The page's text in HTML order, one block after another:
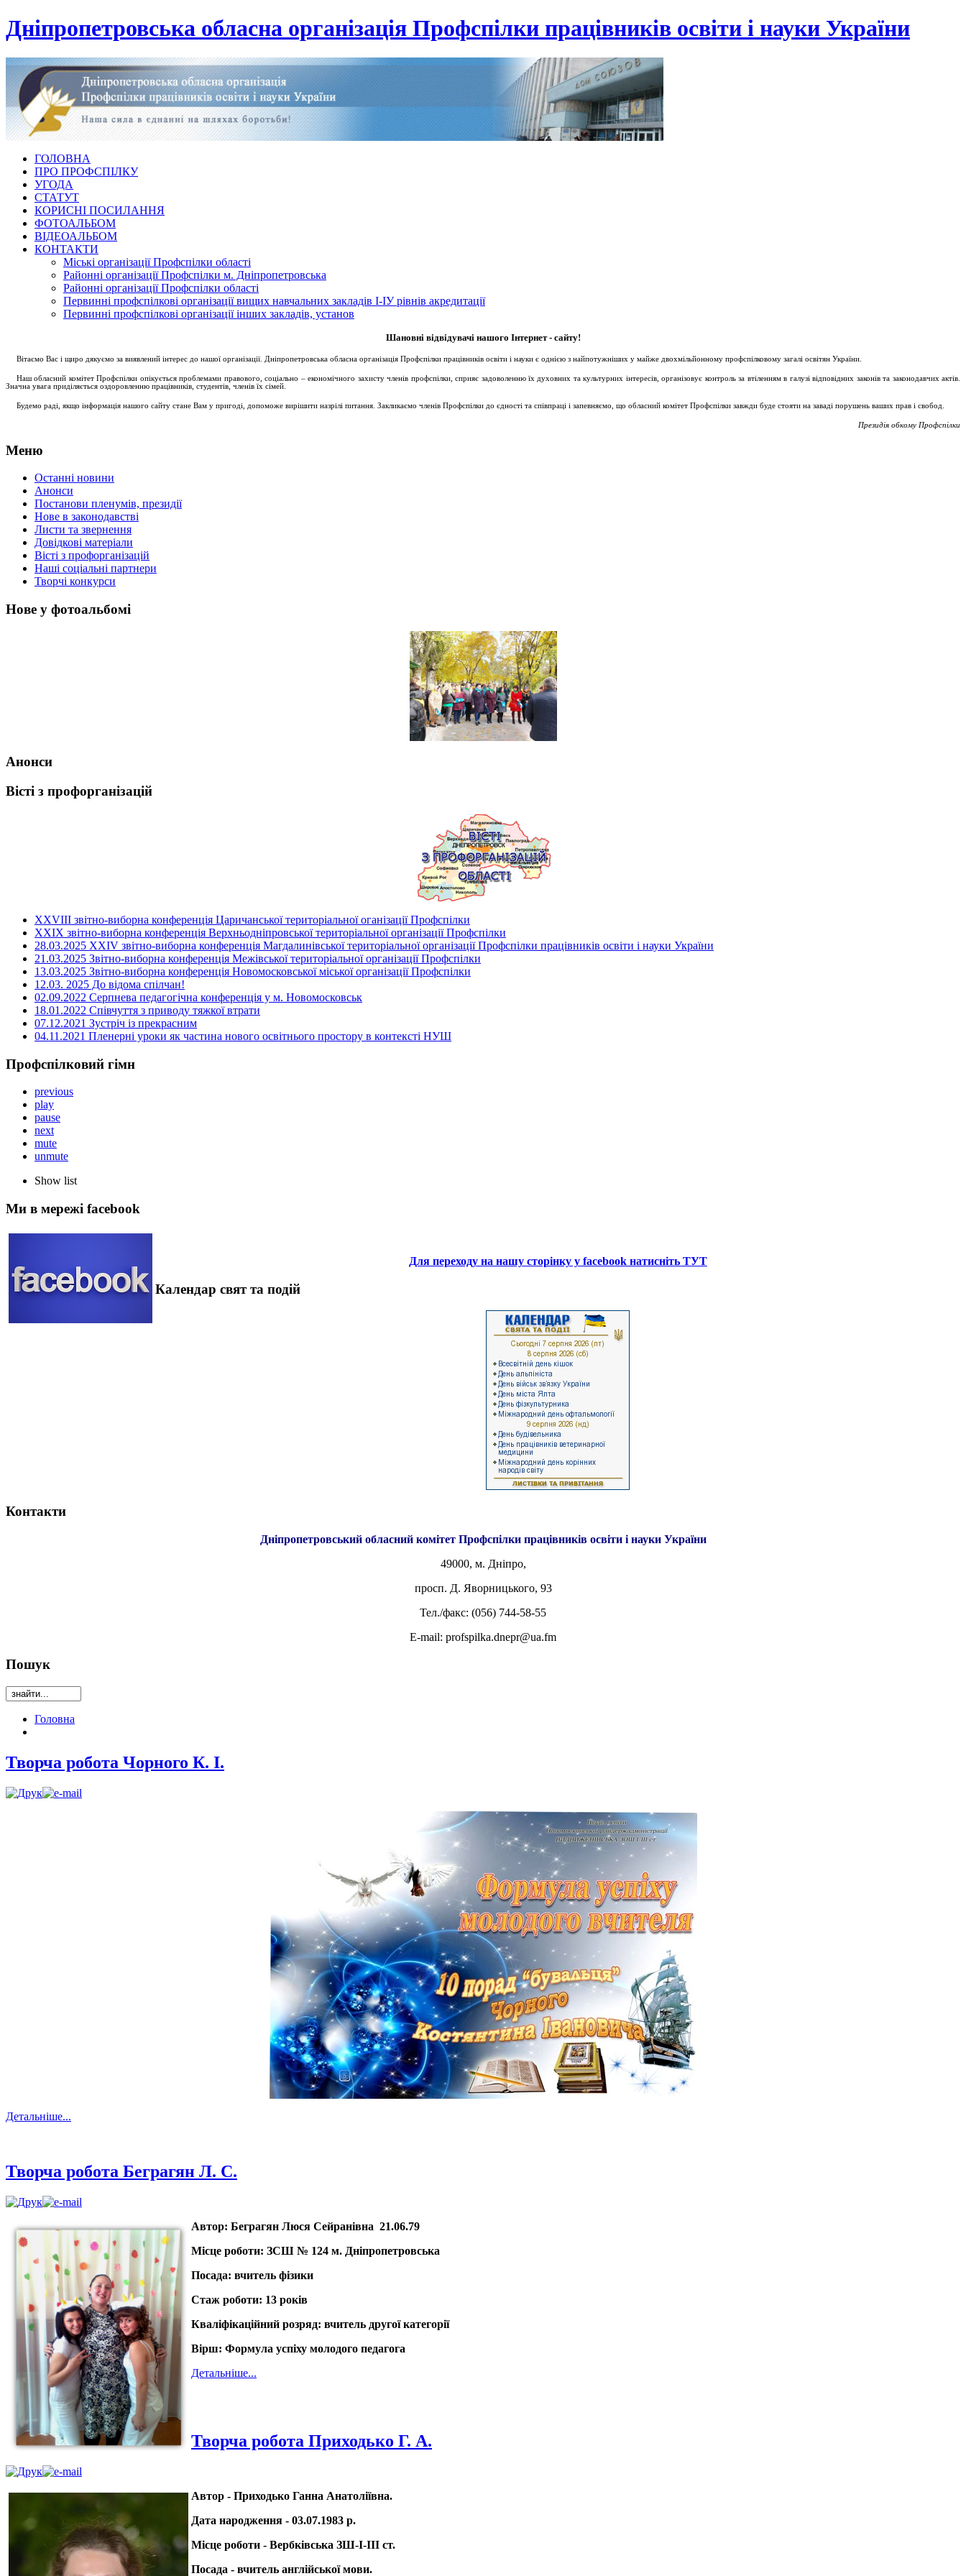
Дніпропетровська обласна організація Профспілки працівників освіти і науки України
ГОЛОВНА
ПРО ПРОФСПІЛКУ
УГОДА
СТАТУТ
КОРИСНІ ПОСИЛАННЯ
ФОТОАЛЬБОМ
ВІДЕОАЛЬБОМ
КОНТАКТИ
Міські організації Профспілки області
Районні організації Профспілки м. Дніпропетровська
Районні організації Профспілки області
Первинні профспілкові організації вищих навчальних закладів І-ІУ рівнів акредитації
Первинні профспілкові організації інших закладів, установ
Шановні відвідувачі нашого Інтернет - сайту!
Вітаємо Вас і щиро дякуємо за виявлений інтерес до нашої організації. Дніпропетровська обласна організація Профспілки працівників освіти і науки є однією з найпотужніших у майже двохмільйонному профспілковому загалі освітян України.
Наш обласний комітет Профспілки опікується проблемами правового, соціально – економічного захисту членів профспілки, сприяє задоволенню їх духовних та культурних інтересів, організовує контроль за втіленням в галузі відповідних законів та законодавчих актів.
Значна увага приділяється оздоровленню працівників, студентів, членів їх сімей.
Будемо раді, якщо інформація нашого сайту стане Вам у пригоді, допоможе вирішити назрілі питання. Закликаємо членів Профспілки до єдності та співпраці і запевняємо, що обласний комітет Профспілки завжди буде стояти на заваді порушень ваших прав і свобод.
Президія обкому Профспілки
Меню
Останні новини
Анонси
Постанови пленумів, президії
Нове в законодавстві
Листи та звернення
Довідкові матеріали
Вісті з профорганізацій
Наші соціальні партнери
Творчі конкурси
Нове у фотоальбомі
Анонси
Вісті з профорганізацій
ХХVIII звітно-виборна конференція Царичанської територіальної оганізації Профспілки
XXIX звітно-виборна конференція Верхньодніпровської територіальної організації Профспілки
28.03.2025 ХХІV звітно-виборна конференція Магдалинівської територіальної організації Профспілки працівників освіти і науки України
21.03.2025 Звітно-виборна конференція Межівської територіальної організації Профспілки
13.03.2025 Звітно-виборна конференція Новомосковської міської організації Профспілки
12.03. 2025 До відома спілчан!
02.09.2022 Серпнева педагогічна конференція у м. Новомосковськ
18.01.2022 Співчуття з приводу тяжкої втрати
07.12.2021 Зустріч із прекрасним
04.11.2021 Пленерні уроки як частина нового освітнього простору в контексті НУШ
Профспілковий гімн
previous
play
pause
next
mute
unmute
Show list
Ми в мережі facebook
Для переходу на нашу сторінку у facebook натисніть ТУТ
Календар свят та подій
Контакти
Дніпропетровський обласний комітет Профспілки працівників освіти і науки України
49000, м. Дніпро,
просп. Д. Яворницького, 93
Тел./факс: (056) 744-58-55
E-mail: profspilka.dnepr@ua.fm
Пошук
Головна
Творча робота Чорного К. І.
Детальніше...
Творча робота Беграгян Л. С.
Автор: Беграгян Люся Сейранівна 21.06.79
Місце роботи: ЗСШ № 124 м. Дніпропетровська
Посада: вчитель фізики
Стаж роботи: 13 років
Кваліфікаційний розряд: вчитель другої категорії
Вірш: Формула успіху молодого педагога
Детальніше...
Творча робота Приходько Г. А.
Автор - Приходько Ганна Анатоліївна.
Дата народження - 03.07.1983 р.
Місце роботи - Вербківська ЗШ-І-ІІІ ст.
Посада - вчитель англійської мови.